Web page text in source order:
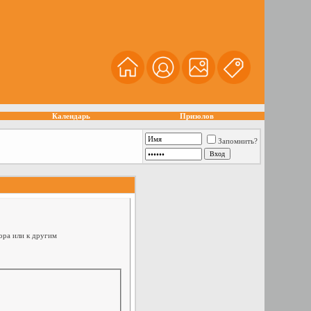
Календарь Призолов
Запомнить?
или к другим